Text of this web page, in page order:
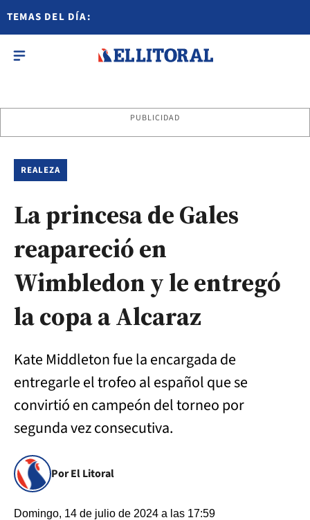
TEMAS DEL DÍA:
PUBLICIDAD
REALEZA
La princesa de Gales
reapareció en
Wimbledon y le entregó
la copa a Alcaraz
Kate Middleton fue la encargada de
entregarle el trofeo al español que se
convirtió en campeón del torneo por
segunda vez consecutiva.
Por El Litoral
Domingo, 14 de julio de 2024 a las 17:59